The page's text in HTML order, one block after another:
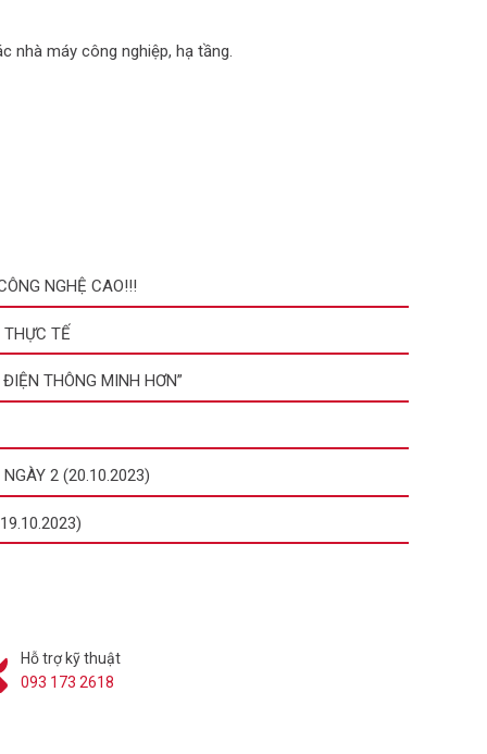
nhà máy công nghiệp, hạ tầng.
NGHỆ CAO!!!
THỰC TẾ
THÔNG MINH HƠN”
2 (20.10.2023)
Hỗ trợ kỹ thuật
093 173 2618